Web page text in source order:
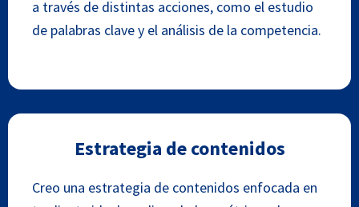
a través de distintas acciones, como el estudio
de palabras clave y el análisis de la competencia.
Estrategia de contenidos
Creo una estrategia de contenidos enfocada en